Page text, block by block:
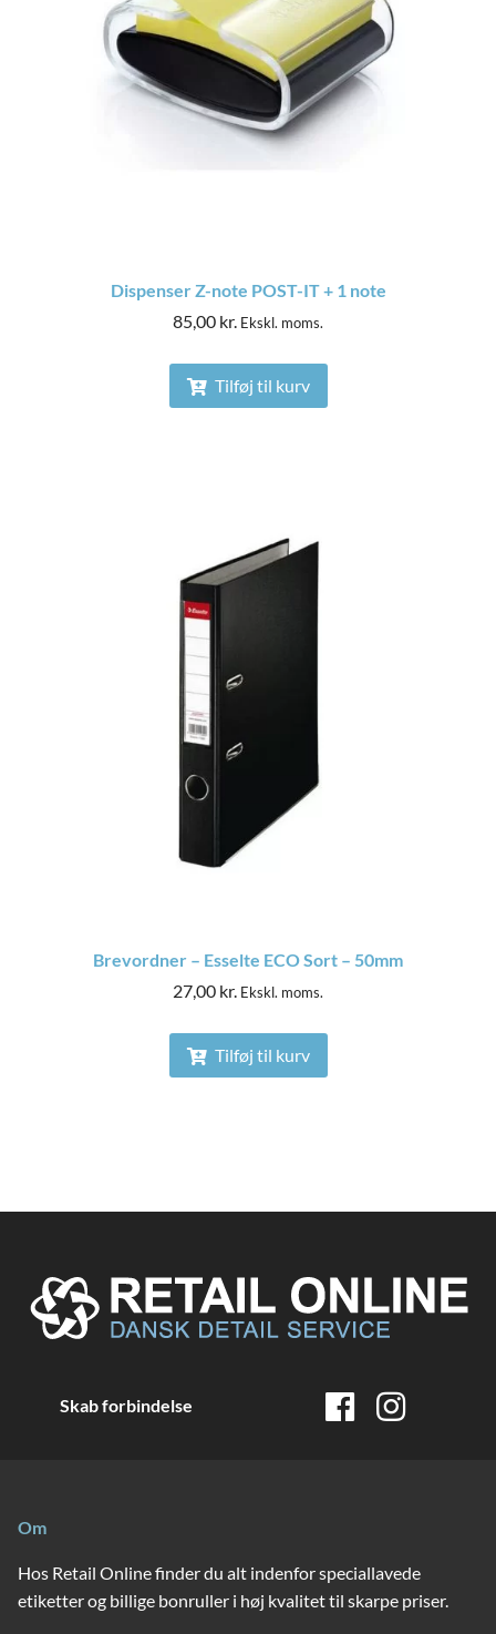
Dispenser Z-note POST-IT + 1 note
85,00 kr. Ekskl. moms.
Tilføj til kurv
Brevordner – Esselte ECO Sort – 50mm
27,00 kr. Ekskl. moms.
Tilføj til kurv
Skab forbindelse
Om
Hos Retail Online finder du alt indenfor speciallavede
etiketter og billige bonruller i høj kvalitet til skarpe priser.